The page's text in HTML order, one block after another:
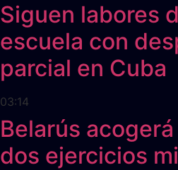
Siguen labores
escuela con
parcial en Cuba
03:14
Belarús
dos ejercicios